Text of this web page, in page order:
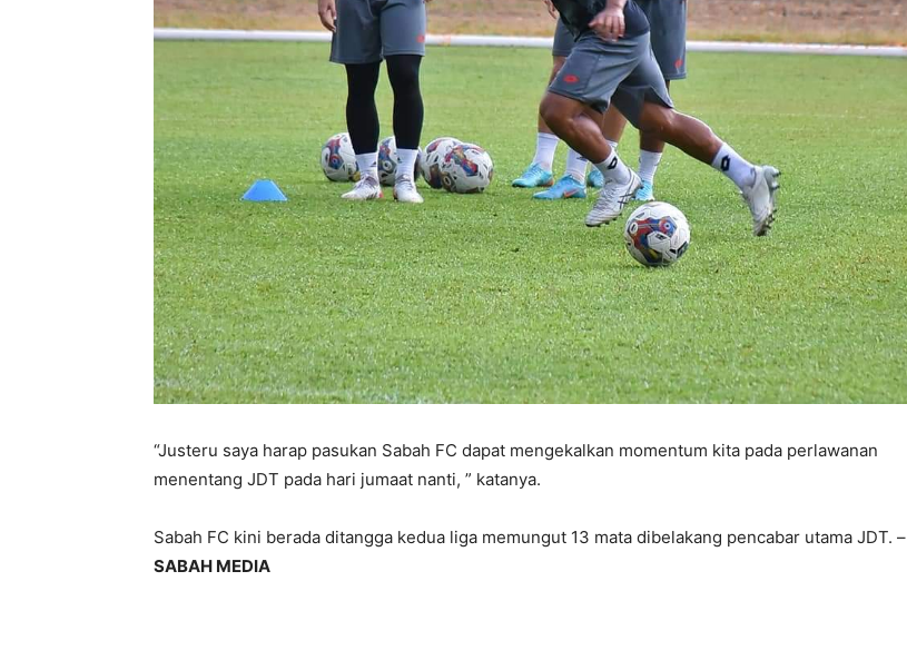
“Justeru saya harap pasukan Sabah FC dapat mengekalkan momentum kita pada perlawanan
menentang JDT pada hari jumaat nanti, ” katanya.
Sabah FC kini berada ditangga kedua liga memungut 13 mata dibelakang pencabar utama JDT. –
SABAH MEDIA